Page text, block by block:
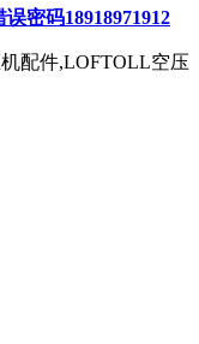
密码18918971912
配件,LOFTOLL空压